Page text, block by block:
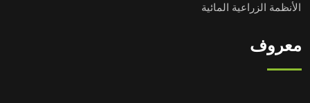
الأنظمة الزراعية المائية
معروف